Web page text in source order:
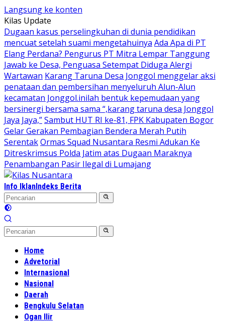
Langsung ke konten
Kilas Update
Dugaan kasus perselingkuhan di dunia pendidikan
mencuat setelah suami mengetahuinya Ada Apa di PT
Elang Perdana? Pengurus PT Mitra Lempar Tanggung
Jawab ke Desa, Penguasa Setempat Diduga Alergi
Wartawan Karang Taruna Desa Jonggol menggelar aksi
penataan dan pembersihan menyeluruh Alun-Alun
kecamatan Jonggol.inilah bentuk kepemudaan yang
bersinergi bersama sama “,karang taruna desa Jonggol
Jaya Jaya,”Sambut HUT RI ke-81, FPK Kabupaten Bogor
Gelar Gerakan Pembagian Bendera Merah Putih
SerentakOrmas Squad Nusantara Resmi Adukan Ke
Ditreskrimsus Polda Jatim atas Dugaan Maraknya
Penambangan Pasir Ilegal di Lumajang
Info IklanIndeks Berita
Home
Advetorial
Internasional
Nasional
Daerah
Bengkulu Selatan
Ogan Ilir